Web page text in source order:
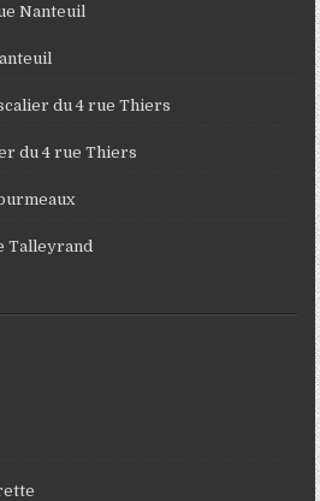
Nanteuil
du 4 rue Thiers
du 4 rue Thiers
Talleyrand